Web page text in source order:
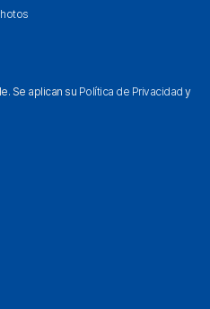
Se aplican su Política de Privacidad y